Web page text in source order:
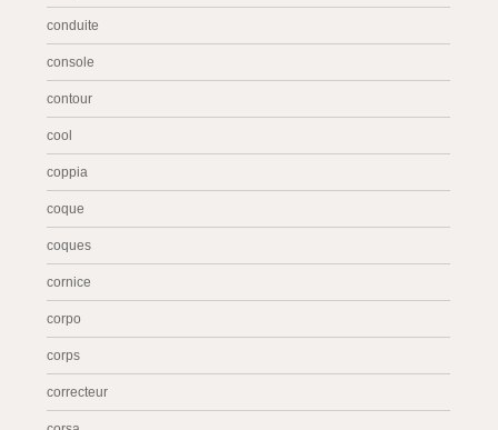
conduite
console
contour
cool
coppia
coque
coques
cornice
corpo
corps
correcteur